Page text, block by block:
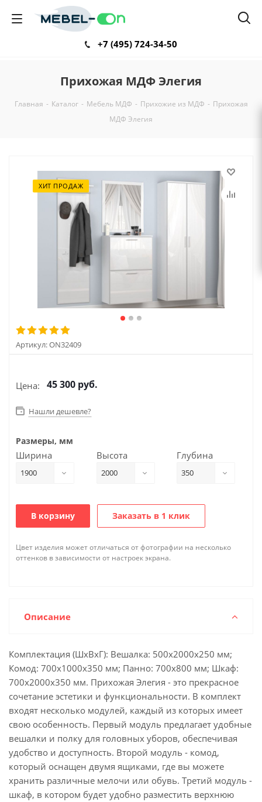
+7 (495) 724-34-50
Прихожая МДФ Элегия
Главная - Каталог - Мебель МДФ - Прихожие из МДФ - Прихожая
МДФ Элегия
ХИТ ПРОДАЖ
Артикул:ON32409
Цена: 45 300 руб.
Нашли дешевле?
Размеры, мм
Ширина
1900
Высота
2000
Глубина
350
В корзину Заказать в 1 клик
Цвет изделия может отличаться от фотографии на несколько
оттенков в зависимости от настроек экрана.
Описание
Комплектация (ШхВхГ): Вешалка: 500x2000x250 мм;
Комод: 700x1000x350 мм; Панно: 700x800 мм; Шкаф:
700x2000x350 мм. Прихожая Элегия - это прекрасное
сочетание эстетики и функциональности. В комплект
входят несколько модулей, каждый из которых имеет
свою особенность. Первый модуль предлагает удобные
вешалки и полку для головных уборов, обеспечивая
удобство и доступность. Второй модуль - комод,
который оснащен двумя ящиками, где вы можете
хранить различные мелочи или обувь. Третий модуль -
шкаф, в котором будет удобно разместить верхнюю